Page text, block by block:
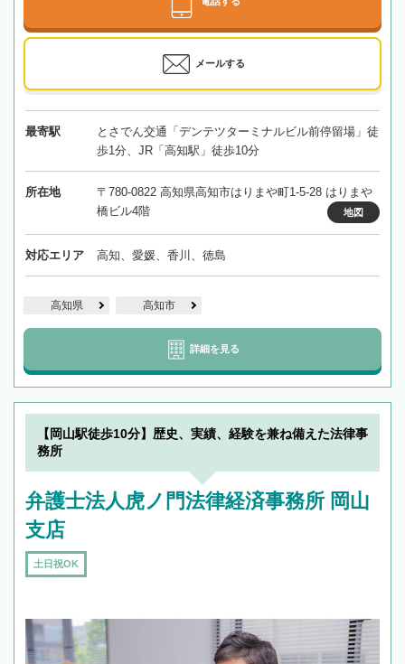
メールする
最寄駅
とさでん交通「デンテツターミナルビル前停留場」徒
歩1分、JR「高知駅」徒歩10分
所在地
〒780-0822 高知県高知市はりまや町1-5-28 はりまや
橋ビル4階
地図
対応エリア 高知、愛媛、香川、徳島
高知県 高知市
詳細を見る
【岡山駅徒歩10分】歴史、実績、経験を兼ね備えた法律事
務所
弁護士法人虎ノ門法律経済事務所 岡山
支店
土日祝OK